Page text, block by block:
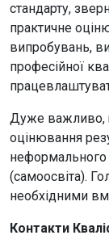
стандарту,
практичне
випробувань,
професійної
Дуже важливо,
оцінювання
неформального
(самоосвіта).
необхідними
Контакти